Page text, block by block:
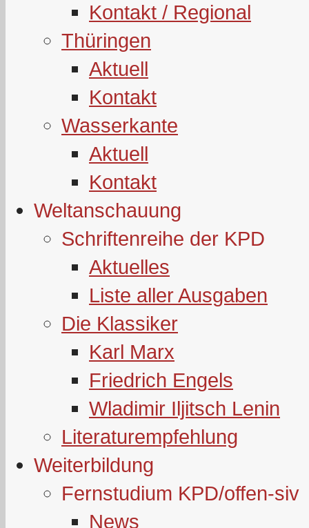
Kontakt / Regional
Thüringen
Aktuell
Kontakt
Wasserkante
Aktuell
Kontakt
Weltanschauung
Schriftenreihe der KPD
Aktuelles
Liste aller Ausgaben
Die Klassiker
Karl Marx
Friedrich Engels
Wladimir Iljitsch Lenin
Literaturempfehlung
Weiterbildung
Fernstudium KPD/offen-siv
News